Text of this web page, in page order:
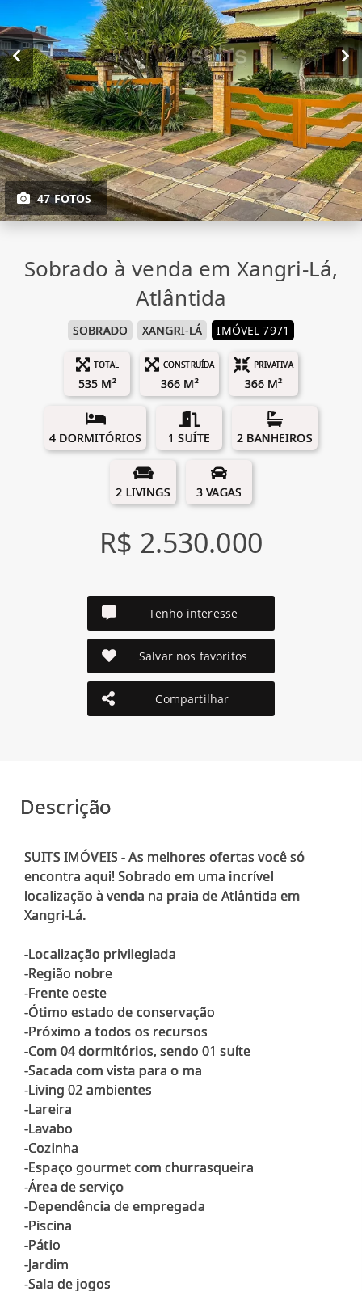
47 FOTOS
Sobrado à venda em Xangri-Lá,
Atlântida
SOBRADO XANGRI-LÁ IMÓVEL 7971
TOTAL
535 M²
CONSTRUÍDA
366 M²
PRIVATIVA
366 M²
4 DORMITÓRIOS 1 SUÍTE 2 BANHEIROS
2 LIVINGS 3 VAGAS
R$ 2.530.000
Tenho interesse
Salvar nos favoritos
Compartilhar
Descrição
SUITS IMÓVEIS - As melhores ofertas você só
encontra aqui! Sobrado em uma incrível
localização à venda na praia de Atlântida em
Xangri-Lá.
-Localização privilegiada
-Região nobre
-Frente oeste
-Ótimo estado de conservação
-Próximo a todos os recursos
-Com 04 dormitórios, sendo 01 suíte
-Sacada com vista para o ma
-Living 02 ambientes
-Lareira
-Lavabo
-Cozinha
-Espaço gourmet com churrasqueira
-Área de serviço
-Dependência de empregada
-Piscina
-Pátio
-Jardim
-Sala de jogos